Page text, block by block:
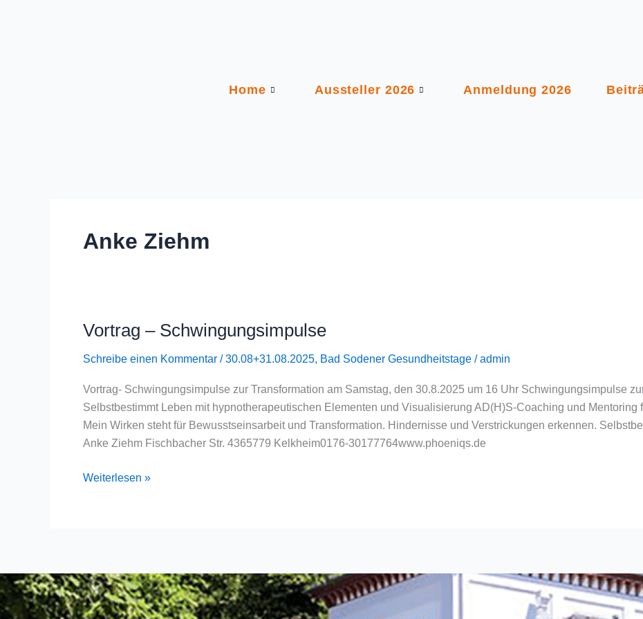
Home Aussteller 2026 Anmeldung 2026
Anke Ziehm
Vortrag – Schwingungsimpulse
Schreibe einen Kommentar /30.08+31.08.2025, Bad Sodener Gesundheitstage /admin
Vortrag- Schwingungsimpulse zur Transformation am Samstag, den 30.8.2025 um 16 Uhr Schwingungsimpulse
Selbstbestimmt Leben mit hypnotherapeutischen Elementen und Visualisierung AD(H)S-Coaching und
Mein Wirken steht für Bewusstseinsarbeit und Transformation. Hindernisse und Verstrickungen erkennen.
Anke Ziehm Fischbacher Str. 4365779 Kelkheim0176-30177764www.phoeniqs.de
Vortrag
Schwingungsimpulse
Weiterlesen »